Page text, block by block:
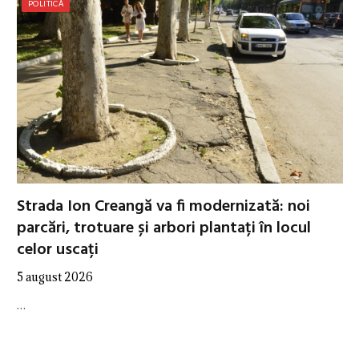
POLITICĂ
Strada Ion Creangă va fi modernizată: noi
parcări, trotuare și arbori plantați în locul
celor uscați
5 august 2026
…